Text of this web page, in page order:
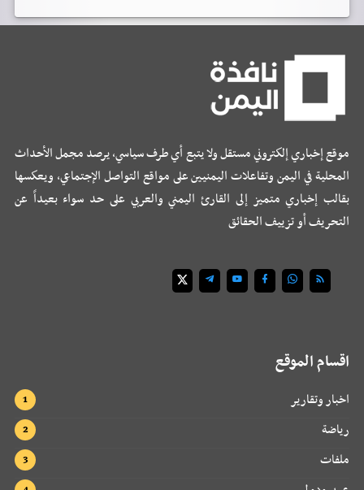
موقع إخباري إلكتروني مستقل ولا يتبع أي طرف سياسي، يرصد مجمل الأحداث
المحلية في اليمن وتفاعلات اليمنيين على مواقع التواصل الإجتماعي، ويعكسها
بقالب إخباري متميز إلى القارئ اليمني والعربي على حد سواء بعيداً عن
التحريف أو تزييف الحقائق
اقسام الموقع
اخبار وتقارير
رياضة
ملفات